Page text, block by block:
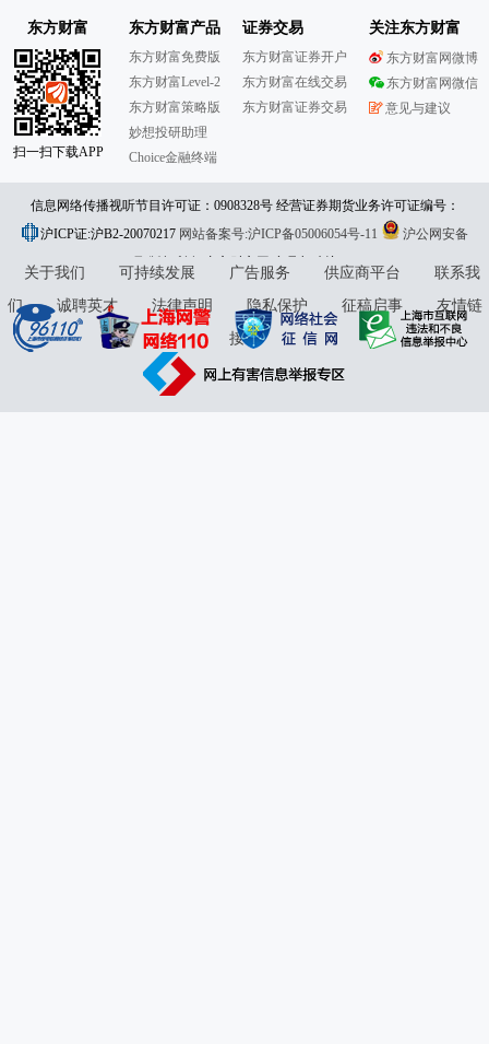
东方财富
扫一扫下载APP
东方财富产品
东方财富免费版
东方财富Level-2
东方财富策略版
妙想投研助理
Choice金融终端
证券交易
东方财富证券开户
东方财富在线交易
东方财富证券交易
关注东方财富
东方财富网微博
东方财富网微信
意见与建议
信息网络传播视听节目许可证：0908328号 经营证券期货业务许可证编号：
913101046312860336 违法和不良信息举报:021-61278686 举报邮箱：
jubao@eastmoney.com
沪ICP证:沪B2-20070217 网站备案号:沪ICP备05006054号-11
沪公网安备
31010402000120号版权所有:东方财富网意见与建议:4000300059/952500
关于我们 可持续发展 广告服务 供应商平台
联系我
们
诚聘英才 法律声明 隐私保护 征稿启事
友情链
接